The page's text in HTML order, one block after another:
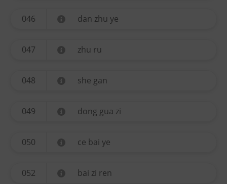
046 dan zhu ye
047 zhu ru
048 she gan
049 dong gua zi
050 ce bai ye
052 bai zi ren